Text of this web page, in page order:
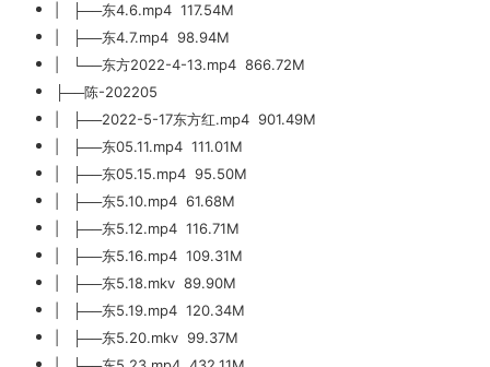
| ├──东4.6.mp4 117.54M
| ├──东4.7.mp4 98.94M
| └──东方2022-4-13.mp4 866.72M
├──陈-202205
| ├──2022-5-17东方红.mp4 901.49M
| ├──东05.11.mp4 111.01M
| ├──东05.15.mp4 95.50M
| ├──东5.10.mp4 61.68M
| ├──东5.12.mp4 116.71M
| ├──东5.16.mp4 109.31M
| ├──东5.18.mkv 89.90M
| ├──东5.19.mp4 120.34M
| ├──东5.20.mkv 99.37M